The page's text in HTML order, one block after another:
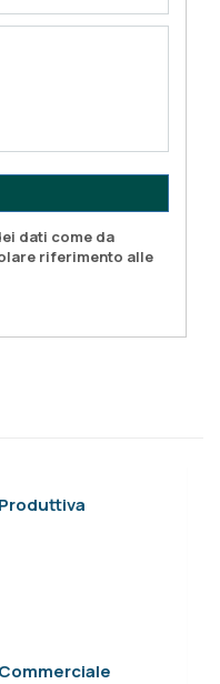
dati come da
riferimento alle
Produttiva
Commerciale